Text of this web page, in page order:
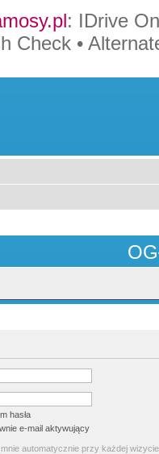
: IDrive
Check •
hasła
e-mail aktywujący
mnie automatycznie przy każdej wizycie